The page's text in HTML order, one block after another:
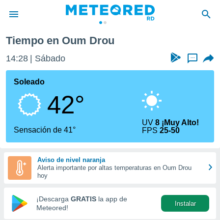
de
ha sido
calidad.
a este
las
y
forma
digital
basada
Tiempo en Oum Drou
14:28 Sábado ...
Soleado
42°
Sensación de 41°
UV8 ¡Muy Alto!
FPS25-50
Aviso de nivel naranja
Alerta importante por altas temperaturas en Oum Drou
hoy
¡Descarga GRATIS la app de
Meteored!
Instalar